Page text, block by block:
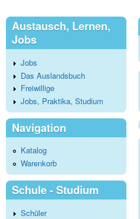
Austausch, Lernen,
Jobs
Jobs
Das Auslandsbuch
Freiwillige
Jobs, Praktika, Studium
Navigation
Katalog
Warenkorb
Schule - Studium
Schüler